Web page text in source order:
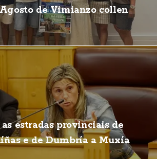
de Vimianzo collen
as estradas provinciais de
e de Dumbría a Muxía